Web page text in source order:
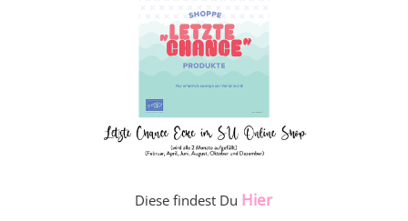
Diese findest Du Hier